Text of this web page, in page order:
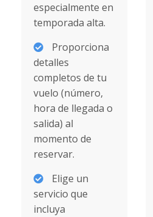
especialmente en
temporada alta.
Proporciona
detalles
completos de tu
vuelo (número,
hora de llegada o
salida) al
momento de
reservar.
Elige un
servicio que
incluya